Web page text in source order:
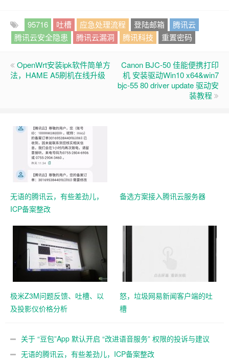
95716 吐槽 应急处理流程 登陆邮箱
腾讯云
腾讯云安全隐患
腾讯云漏洞 腾讯科技 重置密码
OpenWrt安装ipk软件简单方
法，HAME A5刷机在线升级
Canon BJC-50 佳能便携打印
机 安装驱动Win10 x64&win7
bjc-55 80 driver update 驱动安
装教程
无语的腾讯云，有些差劲儿，
ICP备案整改
备选方案接入腾讯云服务器
极米Z3M问题反馈、吐槽、以
及投影仪价格分析
怒，垃圾网易新闻客户端的吐
槽
关于 “豆包”App 默认开启 “改进语音服务” 权限的投诉与建议
无语的腾讯云，有些差劲儿，ICP备案整改